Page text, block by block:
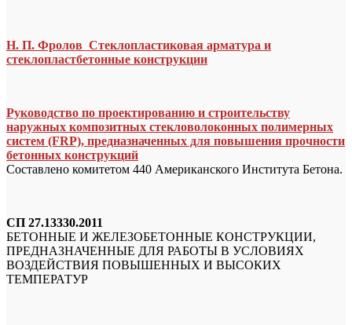
Н. П. Фролов Стеклопластиковая арматура и
стеклопластбетонные конструкции
Руководство по проектированию и строительству
наружных композитных стекловолоконных полимерных
систем (FRP), предназначенных для повышения прочности
бетонных конструкций
Составлено комитетом 440 Американского Института Бетона.
СП 27.13330.2011
БЕТОННЫЕ И ЖЕЛЕЗОБЕТОННЫЕ КОНСТРУКЦИИ,
ПРЕДНАЗНАЧЕННЫЕ ДЛЯ РАБОТЫ В УСЛОВИЯХ
ВОЗДЕЙСТВИЯ ПОВЫШЕННЫХ И ВЫСОКИХ
ТЕМПЕРАТУР